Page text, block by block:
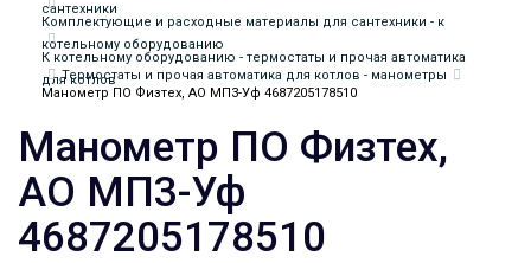
сантехники
Комплектующие и расходные материалы для сантехники - к
котельному оборудованию
К котельному оборудованию - термостаты и прочая автоматика
для котлов
Термостаты и прочая автоматика для котлов - манометры
Манометр ПО Физтех, АО МП3-Уф 4687205178510
Манометр ПО Физтех,
АО МП3-Уф
4687205178510